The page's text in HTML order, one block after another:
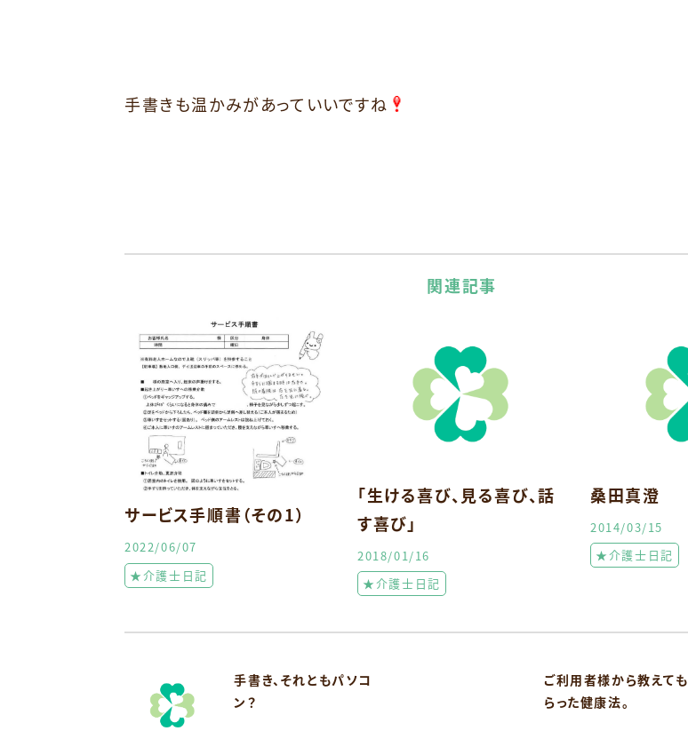
手書きも温かみがあっていいですね
関連記事
サービス手順書（その1）
2022/06/07
★介護士日記
「生ける喜び、見る喜び、話
す喜び」
2018/01/16
★介護士日記
桑田真澄
2014/03/15
★介護士日記
手書き、それともパソコ
ン？
ご利用者様から教えても
らった健康法。